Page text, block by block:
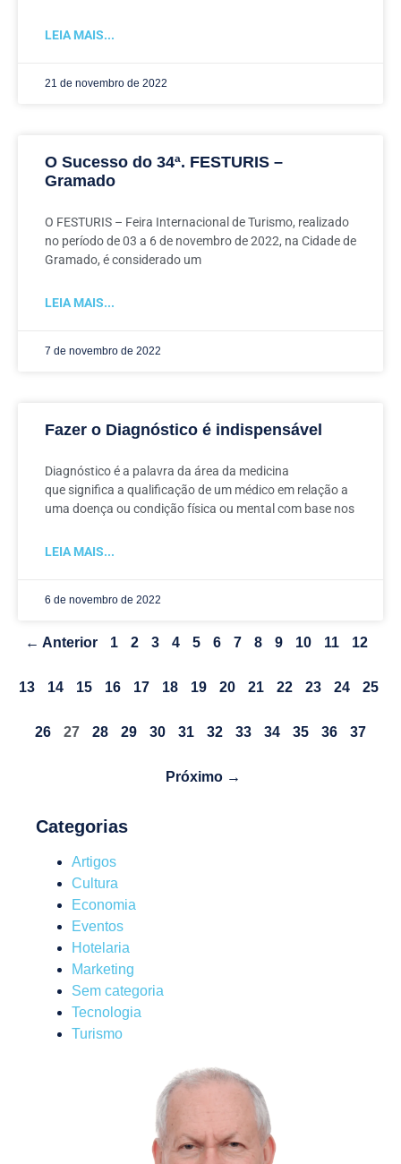
LEIA MAIS...
21 de novembro de 2022
O Sucesso do 34ª. FESTURIS –
Gramado
O FESTURIS – Feira Internacional de Turismo, realizado
no período de 03 a 6 de novembro de 2022, na Cidade de
Gramado, é considerado um
LEIA MAIS...
7 de novembro de 2022
Fazer o Diagnóstico é indispensável
Diagnóstico é a palavra da área da medicina
que significa a qualificação de um médico em relação a
uma doença ou condição física ou mental com base nos
LEIA MAIS...
6 de novembro de 2022
← Anterior 1 2 3 4 5 6 7 8 9 10 11 12
13 14 15 16 17 18 19 20 21 22 23 24 25
26 27 28 29 30 31 32 33 34 35 36 37
Próximo →
Categorias
Artigos
Cultura
Economia
Eventos
Hotelaria
Marketing
Sem categoria
Tecnologia
Turismo